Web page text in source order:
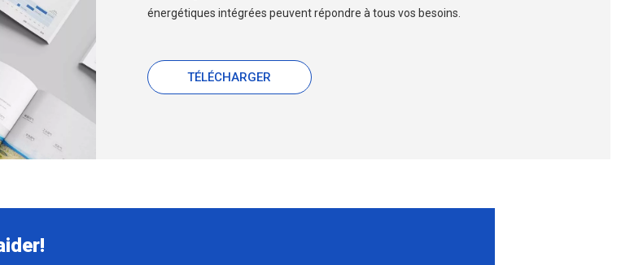
énergétiques intégrées peuvent répondre à tous vos besoins.
TÉLÉCHARGER